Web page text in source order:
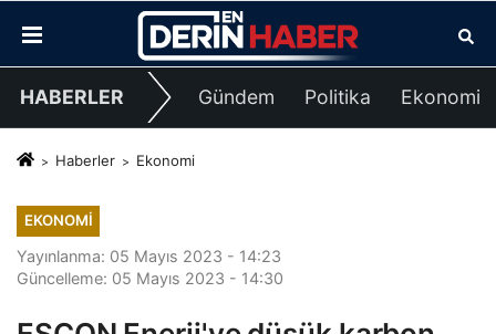
HABERLER Gündem Politika Ekonomi
Haberler Ekonomi
EKONOMI
Yayınlanma: 05 Mayıs 2023 - 14:23
Güncelleme: 05 Mayıs 2023 - 14:30